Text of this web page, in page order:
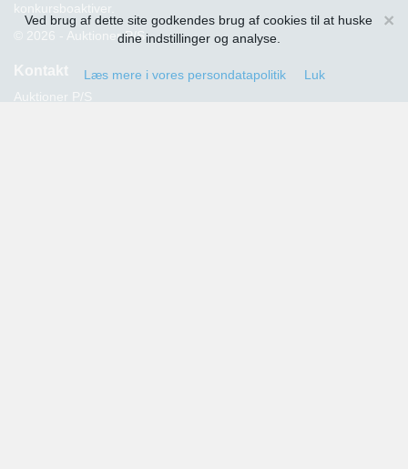
×
Ved brug af dette site godkendes brug af cookies til at huske
dine indstillinger og analyse.
Læs mere i vores persondatapolitik Luk
konkursboaktiver.
© 2026 - Auktioner P/S
Kontakt
Auktioner P/S